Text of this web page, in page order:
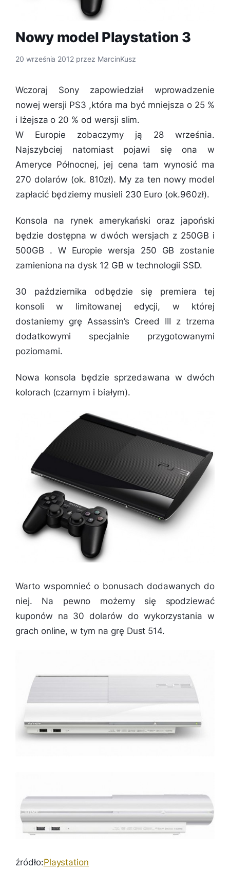
Nowy model Playstation 3
20 września 2012 przez MarcinKusz
Wczoraj Sony zapowiedział wprowadzenie
nowej wersji PS3 ,która ma być mniejsza o 25 %
i lżejsza o 20 % od wersji slim.
W Europie zobaczymy ją 28 września.
Najszybciej natomiast pojawi się ona w
Ameryce Północnej, jej cena tam wynosić ma
270 dolarów (ok. 810zł). My za ten nowy model
zapłacić będziemy musieli 230 Euro (ok.960zł).
Konsola na rynek amerykański oraz japoński
będzie dostępna w dwóch wersjach z 250GB i
500GB . W Europie wersja 250 GB zostanie
zamieniona na dysk 12 GB w technologii SSD.
30 października odbędzie się premiera tej
konsoli w limitowanej edycji, w której
dostaniemy grę Assassin’s Creed III z trzema
dodatkowymi specjalnie przygotowanymi
poziomami.
Nowa konsola będzie sprzedawana w dwóch
kolorach (czarnym i białym).
Warto wspomnieć o bonusach dodawanych do
niej. Na pewno możemy się spodziewać
kuponów na 30 dolarów do wykorzystania w
grach online, w tym na grę Dust 514.
źródło:Playstation